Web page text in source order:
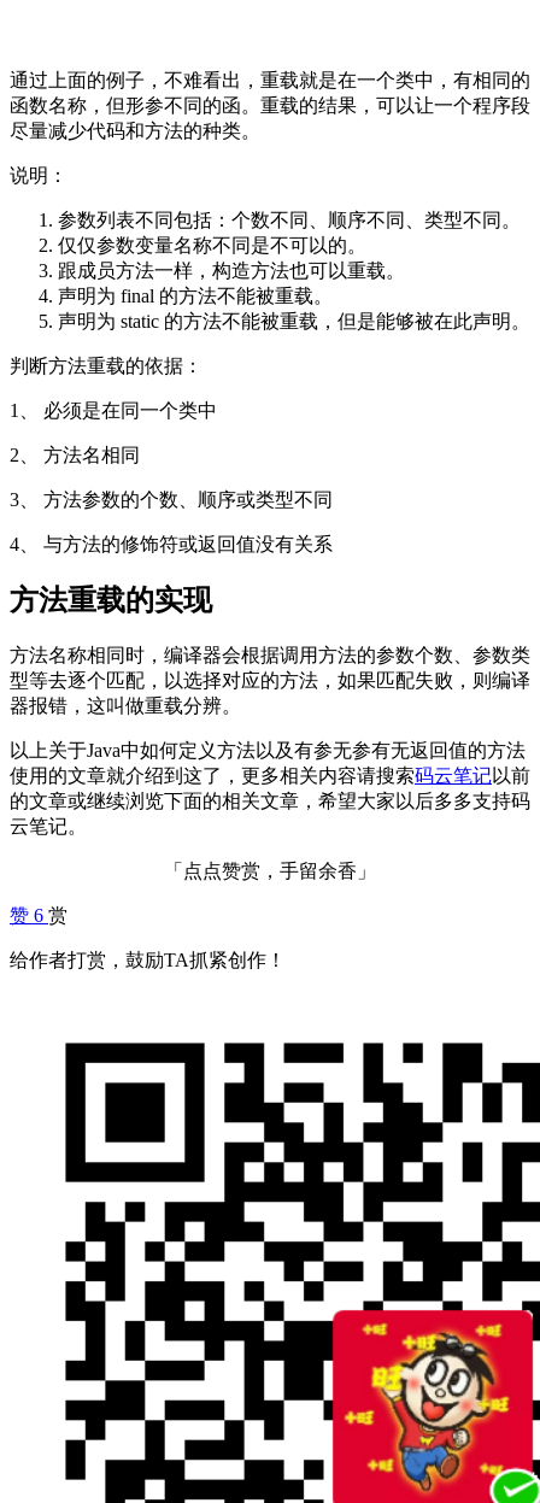
通过上面的例子，不难看出，重载就是在一个类中，有相同的
函数名称，但形参不同的函。重载的结果，可以让一个程序段
尽量减少代码和方法的种类。
说明：
参数列表不同包括：个数不同、顺序不同、类型不同。
仅仅参数变量名称不同是不可以的。
跟成员方法一样，构造方法也可以重载。
声明为 final 的方法不能被重载。
声明为 static 的方法不能被重载，但是能够被在此声明。
判断方法重载的依据：
1、 必须是在同一个类中
2、 方法名相同
3、 方法参数的个数、顺序或类型不同
4、 与方法的修饰符或返回值没有关系
方法重载的实现
方法名称相同时，编译器会根据调用方法的参数个数、参数类
型等去逐个匹配，以选择对应的方法，如果匹配失败，则编译
器报错，这叫做重载分辨。
以上关于Java中如何定义方法以及有参无参有无返回值的方法
使用的文章就介绍到这了，更多相关内容请搜索码云笔记以前
的文章或继续浏览下面的相关文章，希望大家以后多多支持码
云笔记。
「点点赞赏，手留余香」
赞 6 赏
给作者打赏，鼓励TA抓紧创作！